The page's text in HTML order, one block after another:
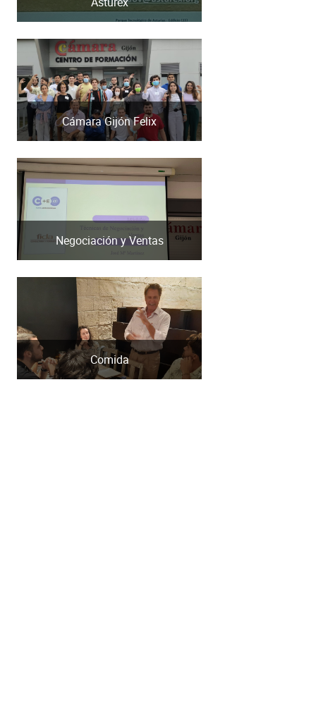
Cámara Gijón Felix
Negociación y Ventas
Comida